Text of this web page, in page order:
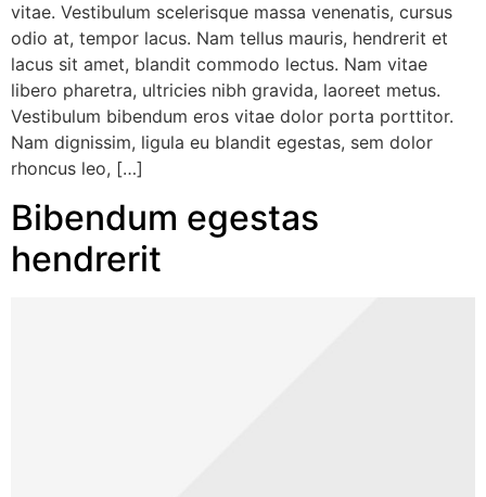
vitae. Vestibulum scelerisque massa venenatis, cursus
odio at, tempor lacus. Nam tellus mauris, hendrerit et
lacus sit amet, blandit commodo lectus. Nam vitae
libero pharetra, ultricies nibh gravida, laoreet metus.
Vestibulum bibendum eros vitae dolor porta porttitor.
Nam dignissim, ligula eu blandit egestas, sem dolor
rhoncus leo, […]
Bibendum egestas
hendrerit